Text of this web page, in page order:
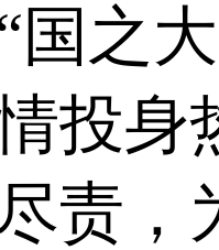
国之
投身
责，